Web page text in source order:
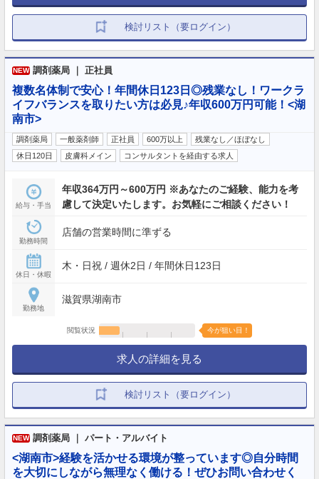
検討リスト（要ログイン）
NEW 調剤薬局 ｜ 正社員
複数名体制で安心！年間休日123日◎残業なし！ワークラ
イフバランスを取りたい方は必見♪年収600万円可能！<湖
南市>
調剤薬局 一般薬剤師 正社員 600万以上
残業なし／ほぼなし
休日120日
皮膚科メイン コンサルタントを経由する求人
給与・手当
年収364万円～600万円 ※あなたのご経験、能力を考
慮して決定いたします。お気軽にご相談ください！
勤務時間
店舗の営業時間に準ずる
休日・休暇
木・日祝 / 週休2日 / 年間休日123日
勤務地
滋賀県湖南市
閲覧状況 今が狙い目！
求人の詳細を見る
検討リスト（要ログイン）
NEW 調剤薬局 ｜ パート・アルバイト
<湖南市>経験を活かせる環境が整っています◎自分時間
を大切にしながら無理なく働ける！ぜひお問い合わせく